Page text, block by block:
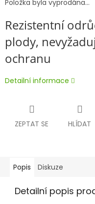
Položka byla vyprodána…
Rezistentní
plody,
ochranu
Detailní informace
ZEPTAT SE HLÍDAT
Popis Diskuze
Detailní popis